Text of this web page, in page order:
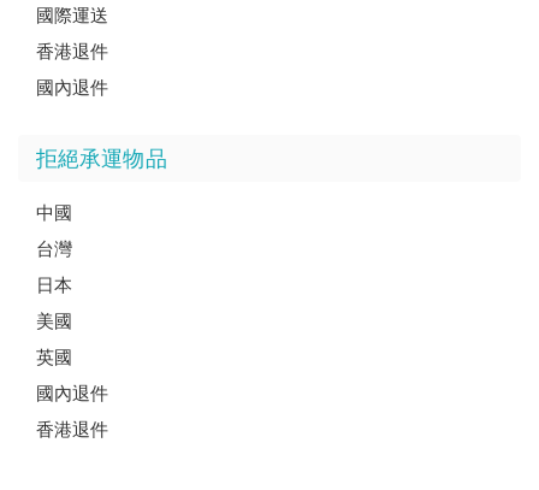
國際運送
香港退件
國內退件
拒絕承運物品
中國
台灣
日本
美國
英國
國內退件
香港退件